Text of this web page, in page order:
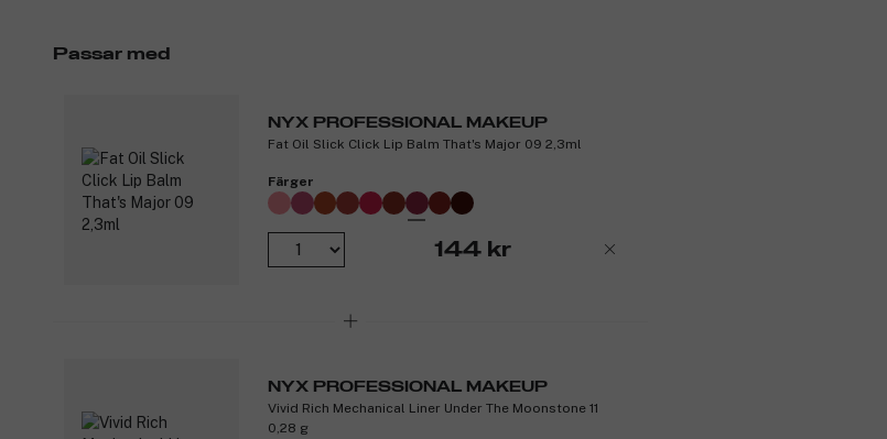
Passar med
NYX PROFESSIONAL MAKEUP
Fat Oil Slick Click Lip Balm That's Major 09 2,3ml
Färger
144 kr
NYX PROFESSIONAL MAKEUP
Vivid Rich Mechanical Liner Under The Moonstone 11
0,28 g